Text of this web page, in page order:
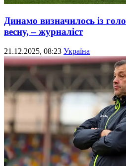
Динамо визначилось із
весну, – журналіст
21.12.2025, 08:23 Україна